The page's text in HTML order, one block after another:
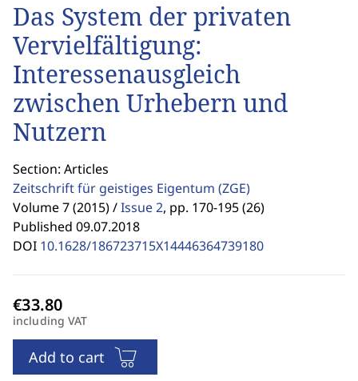
Das System der privaten
Vervielfältigung:
Interessenausgleich
zwischen Urhebern und
Nutzern
Section: Articles
Zeitschrift für geistiges Eigentum (ZGE)
Volume 7 (2015) /Issue 2, pp. 170-195 (26)
Published 09.07.2018
DOI 10.1628/186723715X14446364739180
including VAT
Add to cart